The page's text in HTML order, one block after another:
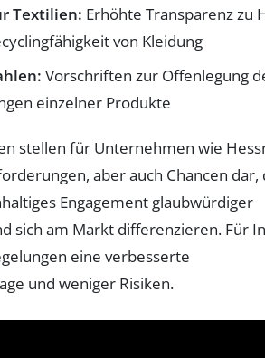
Textilien: Erhöhte Transparenz zu
von Kleidung
Vorschriften zur Offenlegung
einzelner Produkte
stellen für Unternehmen wie
aber auch Chancen dar,
Engagement glaubwürdiger
sich am Markt differenzieren. Für
eine verbesserte
und weniger Risiken.